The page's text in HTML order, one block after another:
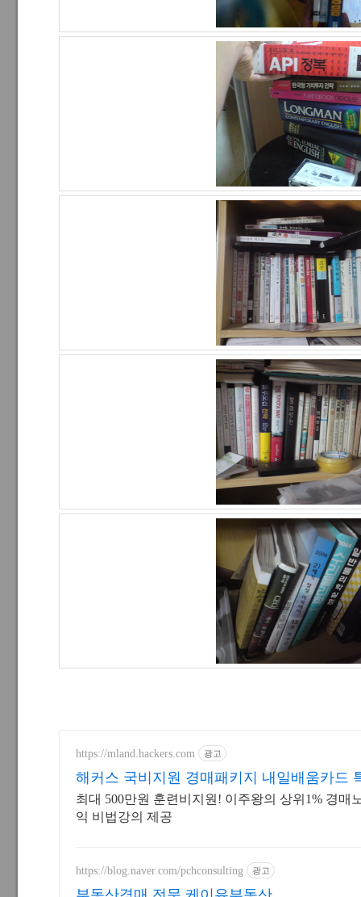
https://mland.hackers.com 광고
해커스 국비지원 경매패키지 내일배움카드
최대 500만원 훈련비지원! 이주왕의 상위1% 경매
익 비법강의 제공
https://blog.naver.com/pchconsulting 광고